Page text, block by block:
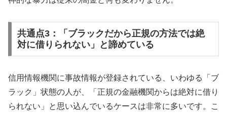
共通点3：「ブラックだから正規の方法では絶
対に借りられない」と諦めている
信用情報機関に事故情報が登録されている、いわゆる「ブ
ラック」状態の人が、「正規の金融機関からは絶対に借り
られない」と思い込んでいるケースは非常に多いです。こ